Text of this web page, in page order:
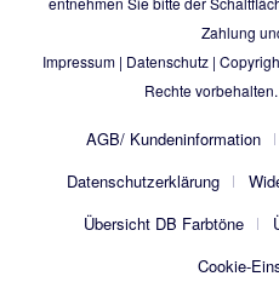
Zahlung
Impressum| Datenschutz|
Rechte
AGB/ Kundeninformation
Datenschutzerklärung
Übersicht DB Farbtöne
Cookie-